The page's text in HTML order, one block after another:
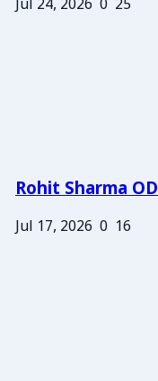
Jul 24, 2026 0 25
Rohit Sharma
Jul 17, 2026 0 16